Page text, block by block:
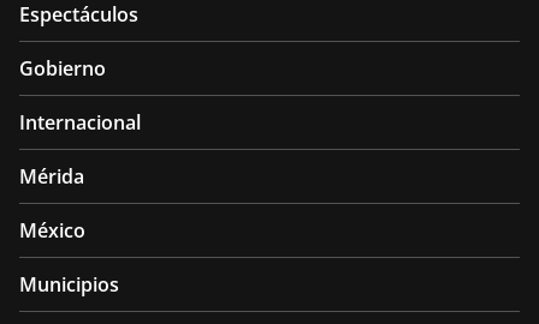
Espectáculos
Gobierno
Internacional
Mérida
México
Municipios